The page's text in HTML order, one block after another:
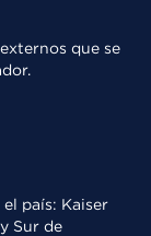
que se
país: Kaiser
Sur de